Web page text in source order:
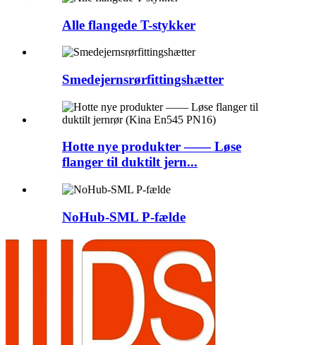
Alle flangede T-stykker
Smedejernsrørfittingshætter
Hotte nye produkter —— Løse
flanger til duktilt jern...
NoHub-SML P-fælde